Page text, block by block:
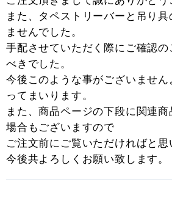
また、タペストリーバーと吊り
ませんでした。
手配させていただく際にご確認
べきでした。
今後このような事がございませ
ってまいります。
また、商品ページの下段に関連
場合もございますので
ご注文前にご覧いただければと思
今後共よろしくお願い致します。